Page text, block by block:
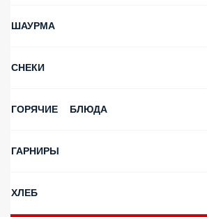
ШАУРМА
СНЕКИ
ГОРЯЧИЕ БЛЮДА
ГАРНИРЫ
ХЛЕБ